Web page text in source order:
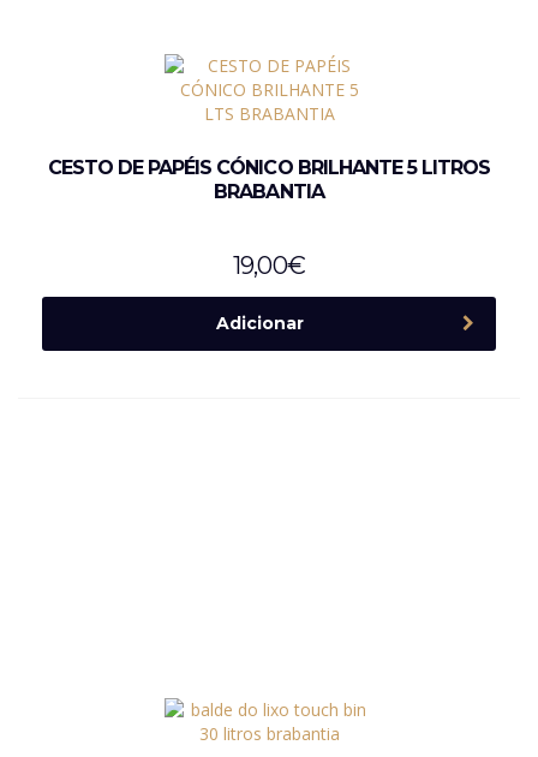
CESTO DE PAPÉIS CÓNICO BRILHANTE 5 LITROS
BRABANTIA
19,00€
Adicionar